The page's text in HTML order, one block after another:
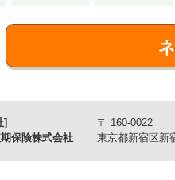
(1入院30日限度)を設けること
安く利用できることにより、
]
保険株式会社
〒 160-0022
東京都新宿区新